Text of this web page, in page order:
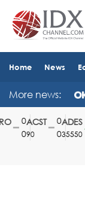
Home News
More news:
ACST
90
ADES
35550